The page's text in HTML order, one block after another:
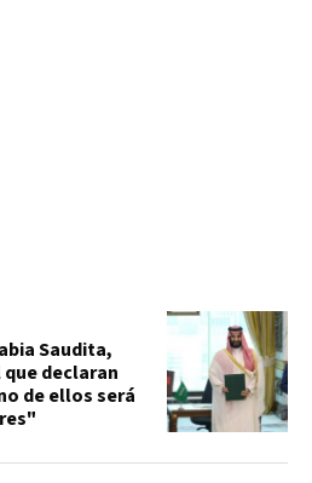
Saudita,
declaran
de ellos será